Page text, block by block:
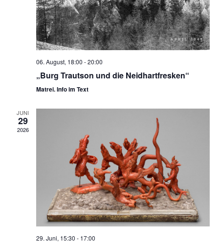
06. August, 18:00 -20:00
„Burg Trautson und die Neidhartfresken“
Matrei. Info im Text
JUNI
29
2026
29. Juni, 15:30 - 17:00